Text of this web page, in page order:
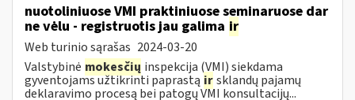
nuotoliniuose VMI praktiniuose seminaruose dar
ne vėlu - registruotis jau galima ir
Web turinio sąrašas 2024-03-20
Valstybinė mokesčių inspekcija (VMI) siekdama
gyventojams užtikrinti paprastą irsklandų pajamų
deklaravimo procesą bei patogų VMI konsultacijų...